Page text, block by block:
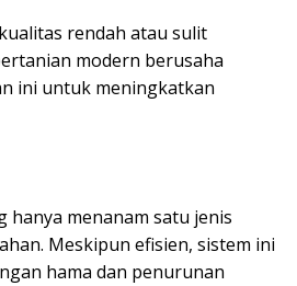
rendah atau sulit
modern berusaha
ini untuk meningkatkan
hanya menanam satu jenis
Meskipun efisien, sistem ini
hama dan penurunan